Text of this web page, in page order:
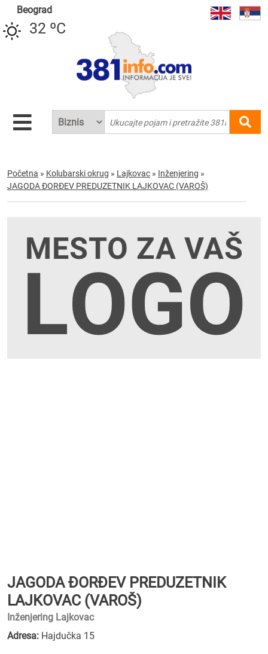
Beograd
32 ºC
Početna » Kolubarski okrug » Lajkovac » Inženjering »
JAGODA ĐORĐEV PREDUZETNIK LAJKOVAC (VAROŠ)
JAGODA ĐORĐEV PREDUZETNIK
LAJKOVAC (VAROŠ)
Inženjering Lajkovac
Adresa: Hajdučka 15